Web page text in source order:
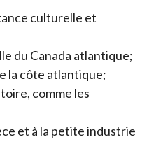
culturelle et
du Canada atlantique;
la côte atlantique;
comme les
et à la petite industrie